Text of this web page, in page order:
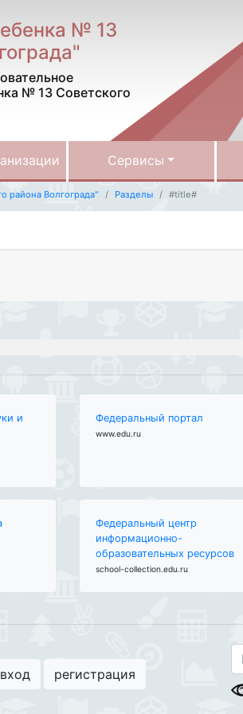
№ 13
№ 13 Советского
Сервисы
района Волгограда" Разделы #title#
и
Федеральный портал
www.edu.ru
Федеральный центр
информационно-
образовательных ресурсов
school-collection.edu.ru
вход регистрация